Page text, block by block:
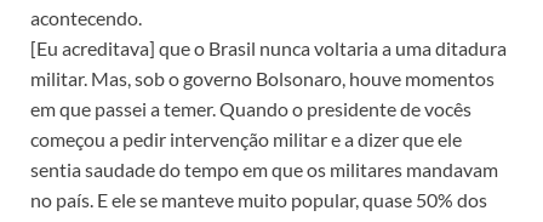
acontecendo.
[Eu acreditava] que o Brasil nunca voltaria a uma ditadura
militar. Mas, sob o governo Bolsonaro, houve momentos
em que passei a temer. Quando o presidente de vocês
começou a pedir intervenção militar e a dizer que ele
sentia saudade do tempo em que os militares mandavam
no país. E ele se manteve muito popular, quase 50% dos